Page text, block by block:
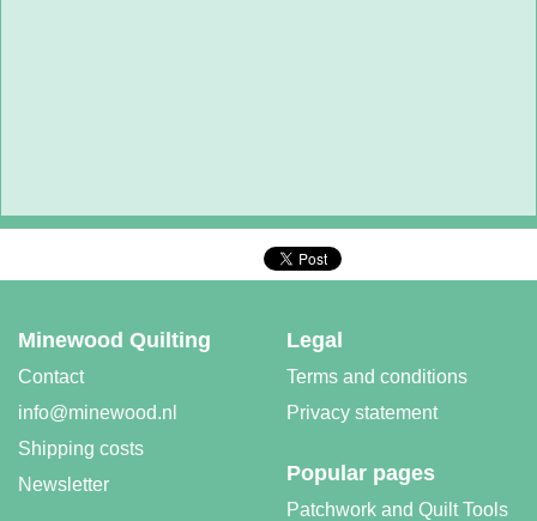
Legal
Terms and conditions
Privacy statement
Minewood Quilting
Contact
info@minewood.nl
Shipping costs
Newsletter
Popular pages
Patchwork and Quilt Tools